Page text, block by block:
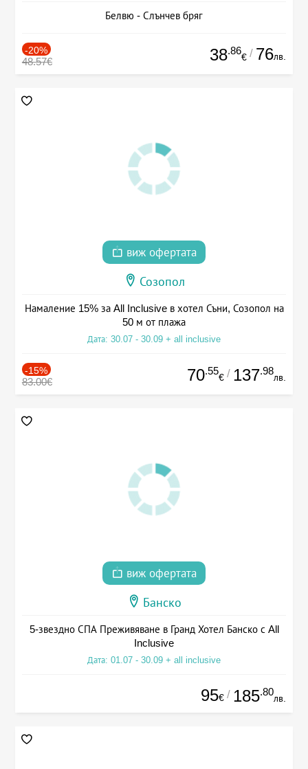
Белвю - Слънчев бряг
-20%
48.57€ 38.86
€ / 76лв.
виж офертата
Созопол
Намаление 15% за All Inclusive в хотел Съни, Созопол на
50 м от плажа
Дата: 30.07 - 30.09 + all inclusive
-15%
83.00€ 70.55
€ / 137.98
лв.
виж офертата
Банско
5-звездно СПА Преживяване в Гранд Хотел Банско с All
Inclusive
Дата: 01.07 - 30.09 + all inclusive
95€ / 185.80
лв.